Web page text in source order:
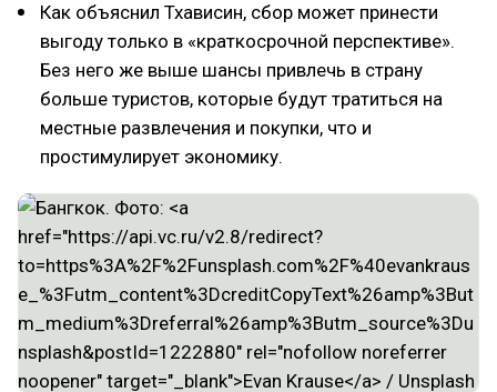
Как объяснил Тхависин, сбор может принести
выгоду только в «краткосрочной перспективе».
Без него же выше шансы привлечь в страну
больше туристов, которые будут тратиться на
местные развлечения и покупки, что и
простимулирует экономику.